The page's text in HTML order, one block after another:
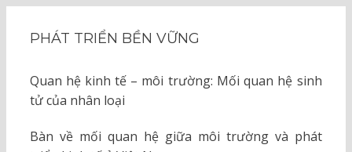
PHÁT TRIỂN BỀN VỮNG
Quan hệ kinh tế – môi trường: Mối quan hệ sinh
tử của nhân loại
Bàn về mối quan hệ giữa môi trường và phát